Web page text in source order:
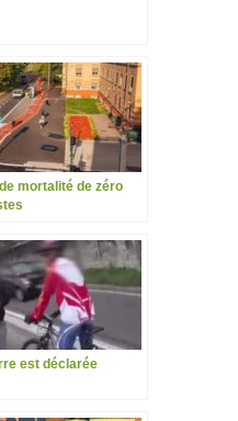
mortalité de zéro
est déclarée